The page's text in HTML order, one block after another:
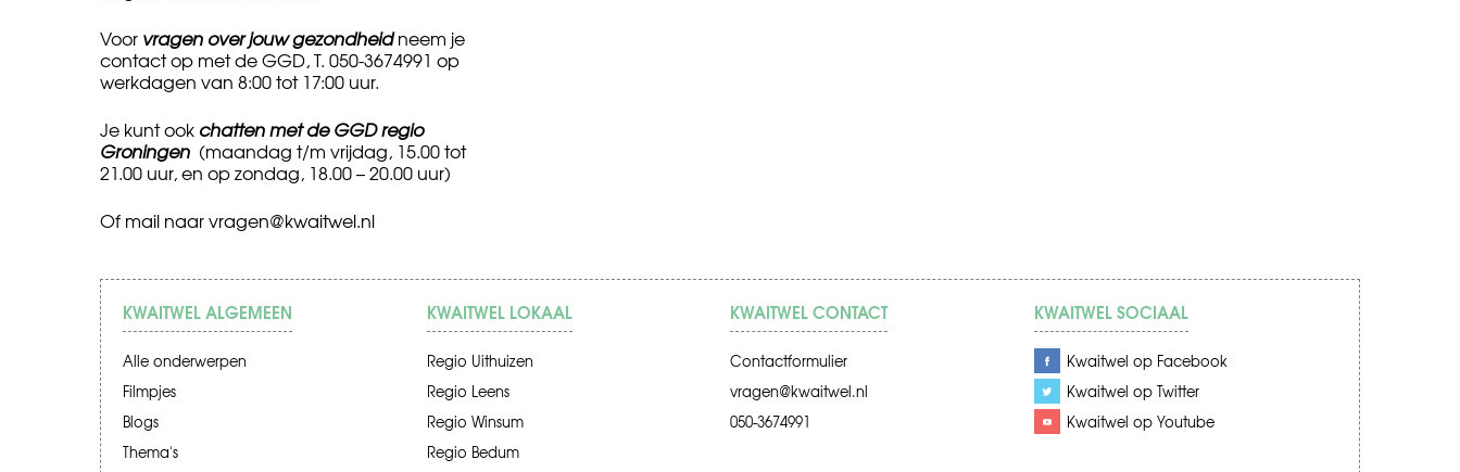
Voor vragen over jouw gezondheidneem je
contact op met de GGD, T. 050-3674991 op
werkdagen van 8:00 tot 17:00 uur.
Je kunt ook chatten met de GGD regio
Groningen (maandag t/m vrijdag, 15.00 tot
21.00 uur, en op zondag, 18.00 – 20.00 uur)
Of mail naarvragen@kwaitwel.nl
KWAITWEL ALGEMEEN
Alle onderwerpen
Filmpjes
Blogs
Thema's
KWAITWEL LOKAAL
Regio Uithuizen
Regio Leens
Regio Winsum
Regio Bedum
KWAITWEL CONTACT
Contactformulier
vragen@kwaitwel.nl
050-3674991
KWAITWEL SOCIAAL
Kwaitwel op Facebook
Kwaitwel op Twitter
Kwaitwel op Youtube